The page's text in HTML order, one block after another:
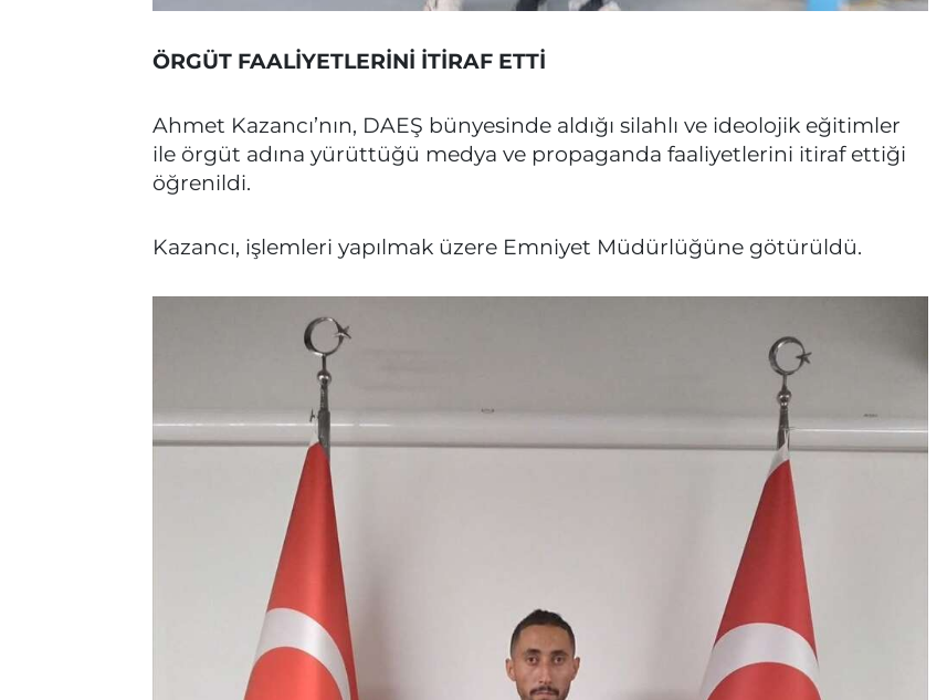
ÖRGÜT FAALİYETLERİNİ İTİRAF ETTİ
Ahmet Kazancı’nın, DAEŞ bünyesinde aldığı silahlı ve ideolojik eğitimler
ile örgüt adına yürüttüğü medya ve propaganda faaliyetlerini itiraf ettiği
öğrenildi.
Kazancı, işlemleri yapılmak üzere Emniyet Müdürlüğüne götürüldü.